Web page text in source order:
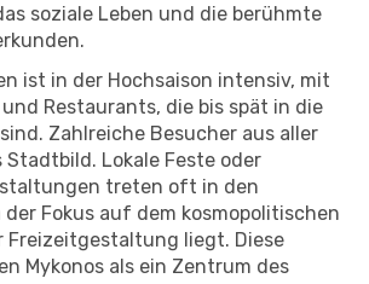
soziale Leben und die berühmte
ist in der Hochsaison intensiv, mit
Restaurants, die bis spät in die
Zahlreiche Besucher aus aller
Stadtbild. Lokale Feste oder
treten oft in den
Fokus auf dem kosmopolitischen
Freizeitgestaltung liegt. Diese
Mykonos als ein Zentrum des